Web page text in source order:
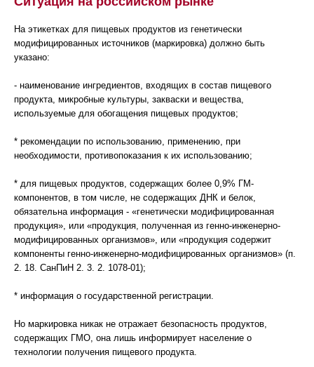
На этикетках для пищевых продуктов из генетически
модифицированных источников (маркировка) должно быть
указано:
- наименование ингредиентов, входящих в состав пищевого
продукта, микробные культуры, закваски и вещества,
используемые для обогащения пищевых продуктов;
* рекомендации по использованию, применению, при
необходимости, противопоказания к их использованию;
* для пищевых продуктов, содержащих более 0,9% ГМ-
компонентов, в том числе, не содержащих ДНК и белок,
обязательна информация - «генетически модифицированная
продукция», или «продукция, полученная из генно-инженерно-
модифицированных организмов», или «продукция содержит
компоненты генно-инженерно-модифицированных организмов» (п.
2. 18. СанПиН 2. 3. 2. 1078-01);
* информация о государственной регистрации.
Но маркировка никак не отражает безопасность продуктов,
содержащих ГМО, она лишь информирует население о
технологии получения пищевого продукта.